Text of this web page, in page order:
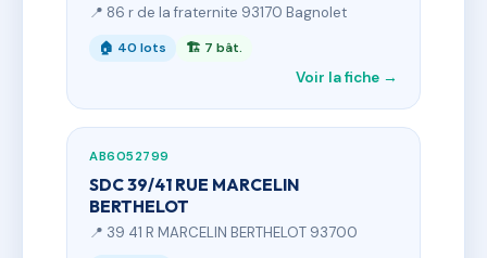
📍 86 r de la fraternite 93170 Bagnolet
🏠 40 lots 🏗 7 bât.
Voir la fiche →
AB6052799
SDC 39/41 RUE MARCELIN
BERTHELOT
📍 39 41 R MARCELIN BERTHELOT 93700